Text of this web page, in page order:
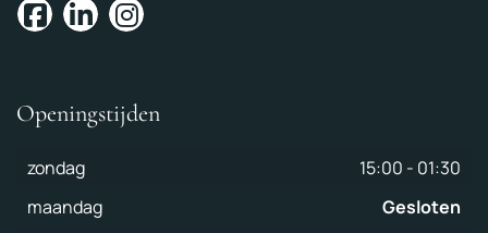
Openingstijden
zondag 15:00 - 01:30
maandag
Gesloten